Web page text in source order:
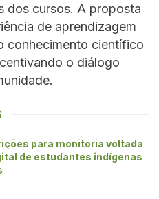
dos cursos. A proposta
de aprendizagem
conhecimento científico
o diálogo
para monitoria voltada
de estudantes indígenas